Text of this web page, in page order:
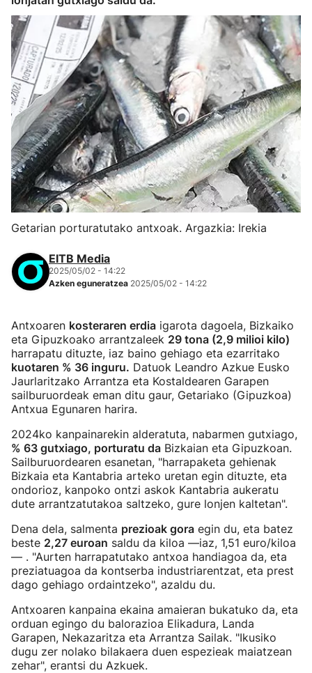
Getarian porturatutako antxoak. Argazkia: Irekia
EITB Media
2025/05/02 - 14:22
Azken eguneratzea 2025/05/02 - 14:22
Antxoaren kosteraren erdia igarota dagoela, Bizkaiko
eta Gipuzkoako arrantzaleek 29 tona (2,9 milioi kilo)
harrapatu dituzte, iaz baino gehiago eta ezarritako
kuotaren % 36 inguru. Datuok Leandro Azkue Eusko
Jaurlaritzako Arrantza eta Kostaldearen Garapen
sailburuordeak eman ditu gaur, Getariako (Gipuzkoa)
Antxua Egunaren harira.
2024ko kanpainarekin alderatuta, nabarmen gutxiago,
% 63 gutxiago, porturatu da Bizkaian eta Gipuzkoan.
Sailburuordearen esanetan, "harrapaketa gehienak
Bizkaia eta Kantabria arteko uretan egin dituzte, eta
ondorioz, kanpoko ontzi askok Kantabria aukeratu
dute arrantzatutakoa saltzeko, gure lonjen kaltetan".
Dena dela, salmenta prezioak gora egin du, eta batez
beste 2,27 euroan saldu da kiloa —iaz, 1,51 euro/kiloa
— . "Aurten harrapatutako antxoa handiagoa da, eta
preziatuagoa da kontserba industriarentzat, eta prest
dago gehiago ordaintzeko", azaldu du.
Antxoaren kanpaina ekaina amaieran bukatuko da, eta
orduan egingo du balorazioa Elikadura, Landa
Garapen, Nekazaritza eta Arrantza Sailak. "Ikusiko
dugu zer nolako bilakaera duen espezieak maiatzean
zehar", erantsi du Azkuek.